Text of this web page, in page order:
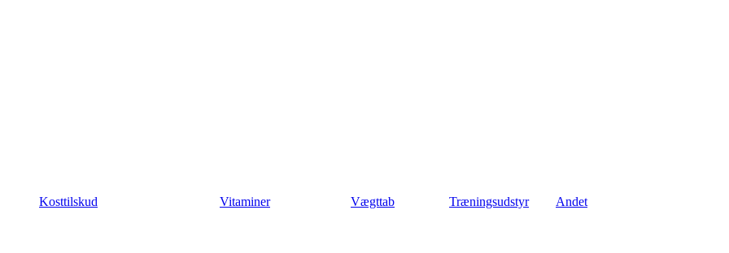
Kosttilskud Vitaminer Vægttab Træningsudstyr Andet